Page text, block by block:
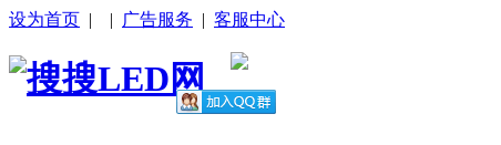
设为首页 | | 广告服务 | 客服中心